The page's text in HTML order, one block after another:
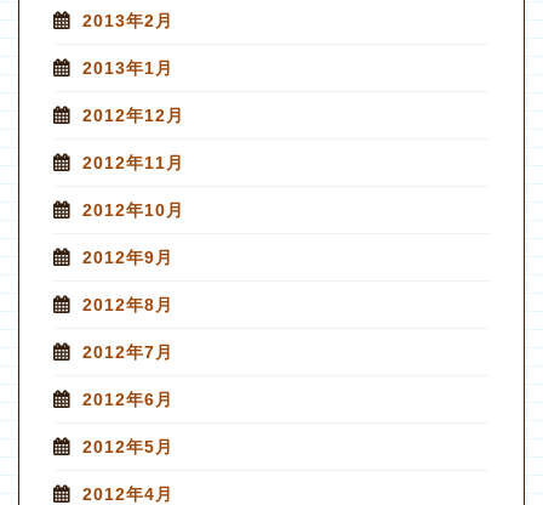
2013年2月
2013年1月
2012年12月
2012年11月
2012年10月
2012年9月
2012年8月
2012年7月
2012年6月
2012年5月
2012年4月